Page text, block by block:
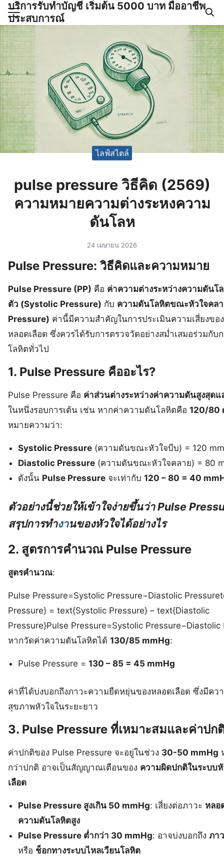
Skip
content
บริการรับทำบัญชี เริ่มต้น 5000 บาท มืออาชีพ
ประสบการณ์
ญชีและภาษีครบวงจร |
Search
for:
ไลฟ์สไตล์
pulse pressure วิธีคิด (2569)
ความหมายความต่างระหงความ
ดันโลห
24 เมษายน 2026
Pulse Pressure: วิธีคิดและความหมาย
Pulse Pressure (PP) คือ ค่าความต่างระหว่างความดัน
ตัว (Systolic Pressure) กับ ความดันโลหิตขณะหัวใจคล
Pressure) ค่านี้มีความสำคัญในการประเมินความเสี่ยงขอ
หลอดเลือด ซึ่งควรได้รับการตรวจวัดอย่างสม่ำเสมอร่วมกับ
โลหิตทั่วไป
1. Pulse Pressure คืออะไร?
Pulse Pressure คือ ค่าส่วนต่างระหว่างค่าความดันสูงสุดแ
ในหนึ่งรอบการเต้น เช่น หากค่าความดันโลหิตคือ 120/80
หมายความว่า:
Systolic Pressure (ความดันขณะหัวใจบีบ) = 120
Diastolic Pressure (ความดันขณะหัวใจคลาย) = 80
ดังนั้น Pulse Pressure จะเท่ากับ120 – 80 = 40
ตัวอย่างนี้ช่วยให้เข้าใจง่ายขึ้นว่า Pulse
สรุปการทำงานของหัวใจได้อย่างไร
2. สูตรการคำนวณ Pulse Pressure
สูตรคำนวณ:
Pulse Pressure=Systolic Pressure−Diastolic
Pressure} = text{Systolic Pressure} – text{Diastolic
Pressure}Pulse Pressure=Systolic Pressure−Diastolic
หากวัดค่าความดันโลหิตได้ 130/85 mmHg:
Pulse Pressure =130 – 85 = 45 mmHg
ค่าที่ได้บ่งบอกถึงภาวะความยืดหยุ่นของหลอดเลือด ซึ่งมีค
สุขภาพหัวใจในระยะยาว
3. Pulse Pressure ที่เหมาะสมและค่าปก
ค่าปกติของ Pulse Pressure จะอยู่ในช่วง 30-50 mmHg
กว่าปกติ อาจเป็นสัญญาณเตือนของ ความผิดปกติในระบบ
เลือด
Pulse Pressure สูงเกิน 50 mmHg: เสี่ยงต่อภาวะ หลอ
ความดันโลหิตสูง
Pulse Pressure ต่ำกว่า 30 mmHg: อาจบ่งบอกถึงภา
หรือ ช็อกทางระบบไหลเวียนโลหิต